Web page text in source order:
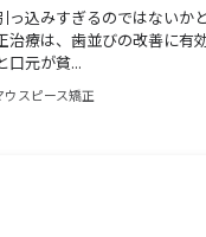
っ込みすぎるのではないか
治療は、歯並びの改善に有
口元が貧...
ウスピース矯正